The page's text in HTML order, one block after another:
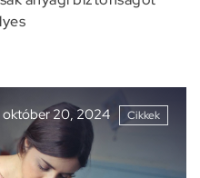
október 20, 2024 Cikkek